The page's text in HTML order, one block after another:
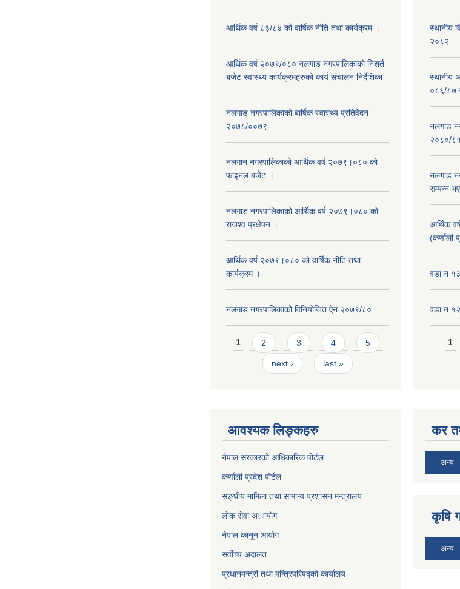
आर्थिक वर्ष ८३/८४ को वार्षिक नीति तथा कार्यक्रम ।
आर्थिक वर्ष २०७९/०८० नलगाड नगरपालिकाको निशर्त
बजेट स्वास्थ्य कार्यक्रमहरुको कार्य संचालन निर्देशिका
नलगाड नगरपालिकाको बार्षिक स्वास्थ्य प्रतिवेदन
२०७८/००७९
नलगान नगरपालिकाको आर्थिक वर्ष २०७९।०८० को
फाइनल बजेट ।
नलगाड नगरपालिकाको आर्थिक वर्ष २०७९।०८० को
राजश्व प्रक्षेपन ।
आर्थिक वर्ष २०७९।०८० को वार्षिक नीति तथा
कार्यक्रम ।
नलगाड नगरपालिकाको विनियोजित ऐन २०७९/८०
Pages
1 2 3 4 5
next › last »
स्थानीय
२०८२
स्थानीय
०८६/८७
नलगाड
२०८०/
नलगाड
सम्पन्न
आर्थिक
(कर्णाली
वडा न १३
वडा न १२
1
आवश्यक लिङ्कहरु
नेपाल सरकारको आधिकारिक पोर्टल
कर्णाली प्रदेश पोर्टल
सङ्घीय मामिला तथा सामान्य प्रशासन मन्त्रालय
लाेक सेवा अायाेग
नेपाल कानून आयोग
सर्वाेच्च अदालत
प्रधानमन्त्री तथा मन्त्रिपरिषद्को कार्यालय
कर
अन्य
कृषि
अन्य